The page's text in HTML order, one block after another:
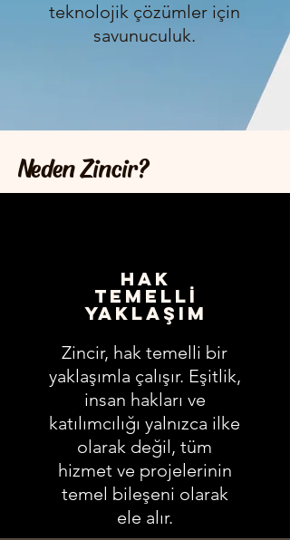
teknolojik çözümler için
savunuculuk.
Neden Zincir?
HAK
TEMELLİ
YAKLAŞIM
Zincir, hak temelli bir
yaklaşımla çalışır. Eşitlik,
insan hakları ve
katılımcılığı yalnızca ilke
olarak değil, tüm
hizmet ve projelerinin
temel bileşeni olarak
ele alır.